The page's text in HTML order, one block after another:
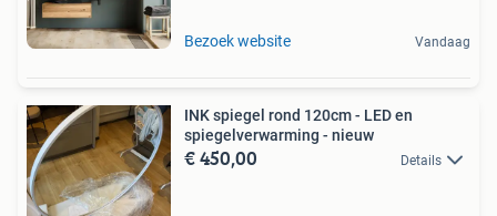
Bezoek website Vandaag
INK spiegel rond 120cm - LED en
spiegelverwarming - nieuw
€ 450,00 Details